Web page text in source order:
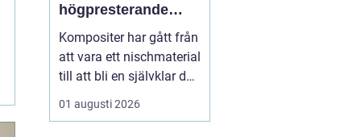
högpresterande
produkt
Kompositer har gått från
att vara ett nischmaterial
till att bli en självklar del
i allt från vindkraftverk
och tåg till
01 augusti 2026